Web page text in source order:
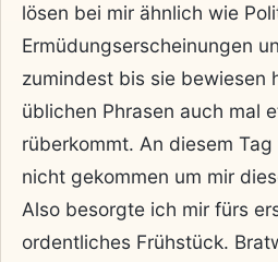
lösen bei mir ähnlich wie
Ermüdungserscheinungen
zumindest bis sie bewiesen
üblichen Phrasen auch mal
rüberkommt. An diesem
nicht gekommen um mir
Also besorgte ich mir fürs
ordentliches Frühstück.